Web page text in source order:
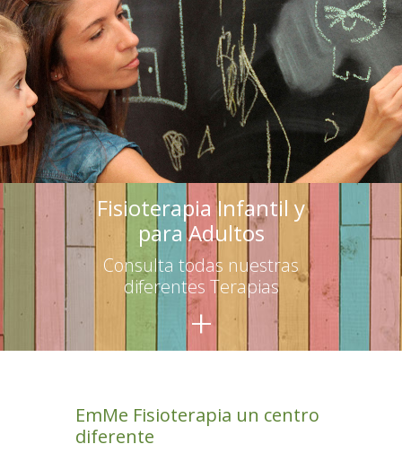
Equipo
-- Marta
-- María
Terapias
-- Terapias Infantiles
-- Terapias para adultos
Escuelas
-- Asesoramiento
-- Talleres para educadores
-- Talleres para familias
Colaboraciones
Fisioterapia Infantil y
para Adultos
Consulta todas nuestras
diferentes Terapias
+
EmMe Fisioterapia un centro
diferente